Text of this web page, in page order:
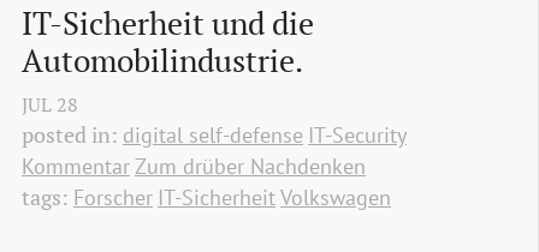
IT-Sicherheit und die
Automobilindustrie.
JUL 28
posted in: digital self-defense IT-Security
KommentarZum drüber Nachdenken
tags: Forscher IT-SicherheitVolkswagen